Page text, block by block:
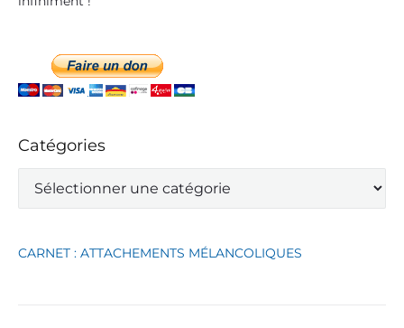
Catégories
t
o
CARNET : ATTACHEMENTS MÉLANCOLIQUES